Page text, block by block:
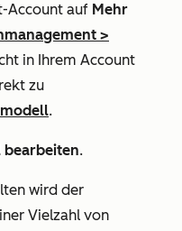
Account auf Mehr
>
in Ihrem Account
zu
.
bearbeiten.
wird der
Vielzahl von